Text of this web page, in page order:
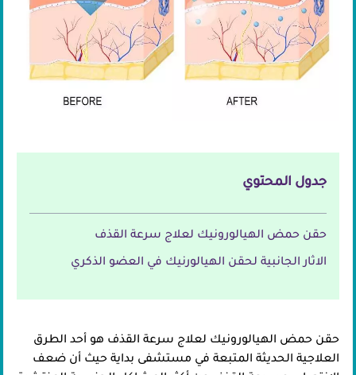
جدول المحتوي
حقن حمض الهيالورونيك لعلاج سرعة القذف
الاثار الجانبية لحقن الهيالورنيك في العضو الذكري
حقن حمض الهيالورونيك لعلاج سرعة القذف هو أحد الطرق
العلاجية الحديثة المتبعة في مستشفى بداية حيث أن ضعف